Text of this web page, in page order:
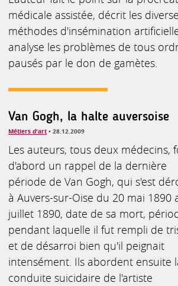
médicale assistée, décrit les
méthodes d'insémination
analyse les problèmes de tous
pausés par le don de gamètes.
Van Gogh, la halte auversoise
Métiers d'art • 28.12.2009
Les auteurs, tous deux médecins,
d'abord un rappel de la dernière
période de Van Gogh, qui s'est
à Auvers-sur-Oise du 20 mai 1890
juillet 1890, date de sa mort,
pendant laquelle il fut rempli de
et de désarroi bien qu'il peignait
intensément. Ils abordent ensuite
conduite suicidaire de l'artiste